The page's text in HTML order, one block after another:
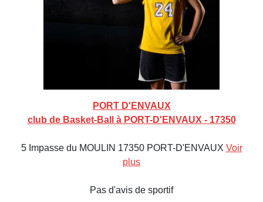
PORT D'ENVAUX
club de Basket-Ball à PORT-D'ENVAUX - 17350
5 Impasse du MOULIN 17350 PORT-D'ENVAUX Voir
plus
Pas d'avis de sportif